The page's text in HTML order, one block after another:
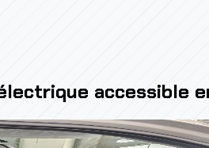
accessible